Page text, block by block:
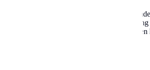
in den häufigsten Nachnamen oft
größeren Vielfalt geführt. Diese
Krisen oder politische Umwälzungen